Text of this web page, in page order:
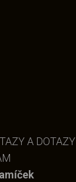
A DOTAZY